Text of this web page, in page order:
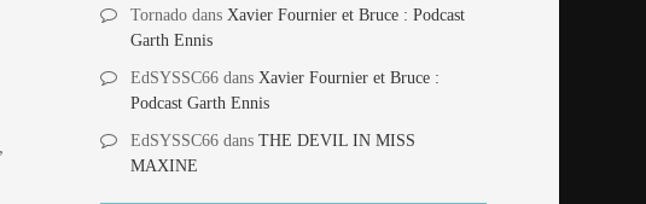
Tornado dansXavier Fournier et Bruce : Podcast
Garth Ennis
EdSYSSC66 dansXavier Fournier et Bruce :
Podcast Garth Ennis
EdSYSSC66 dansTHE DEVIL IN MISS
MAXINE